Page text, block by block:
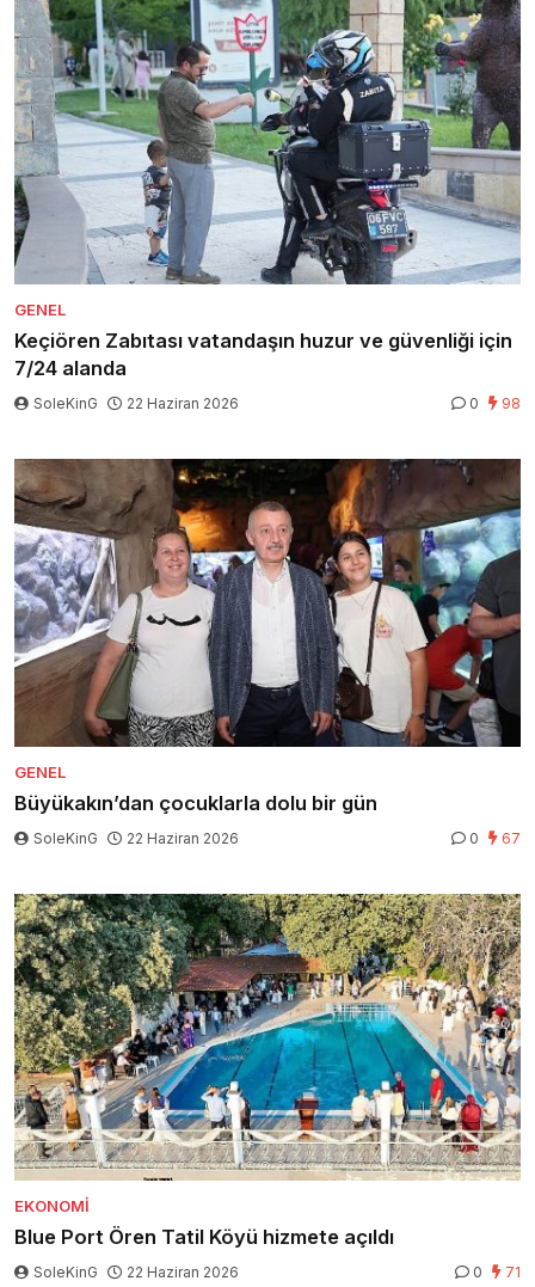
GENEL
Keçiören Zabıtası vatandaşın huzur ve güvenliği için
7/24 alanda
SoleKinG 22 Haziran 2026 0 98
GENEL
Büyükakın’dan çocuklarla dolu bir gün
SoleKinG 22 Haziran 2026 0 67
EKONOMI
Blue Port Ören Tatil Köyü hizmete açıldı
SoleKinG 22 Haziran 2026 0 71